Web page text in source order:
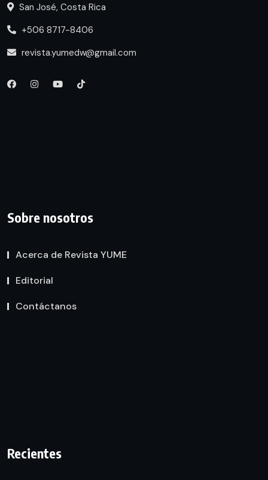
San José, Costa Rica
+506 8717-8406
revista.yumedw@gmail.com
Sobre nosotros
Acerca de Revista YUME
Editorial
Contáctanos
Recientes